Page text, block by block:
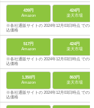
439円
Amazon
424円
楽天市場
※各社通販サイトの 2024年12月03日時点 での税
込価格
517円
Amazon
424円
楽天市場
※各社通販サイトの 2024年12月03日時点 での税
込価格
1,350円
Amazon
863円
楽天市場
※各社通販サイトの 2024年12月03日時点 での税
込価格